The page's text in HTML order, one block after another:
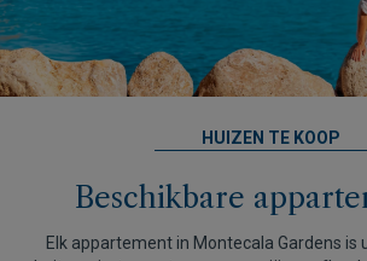
HUIZEN TE KOOP
Beschikbare
Elk appartement in Montecala Gardens is